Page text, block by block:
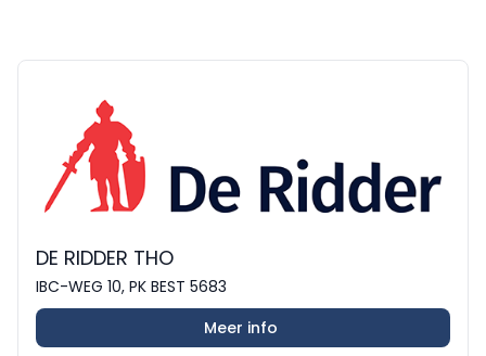
DE RIDDER THO
IBC-WEG 10, PK BEST 5683
Meer info